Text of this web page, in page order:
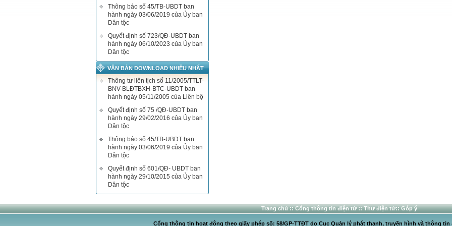
Thông báo số 45/TB-UBDT ban
hành ngày 03/06/2019 của Ủy ban
Dân tộc
Quyết định số 723/QĐ-UBDT ban
hành ngày 06/10/2023 của Ủy ban
Dân tộc
VĂN BẢN DOWNLOAD NHIỀU NHẤT
Thông tư liên tịch số 11/2005/TTLT-
BNV-BLĐTBXH-BTC-UBDT ban
hành ngày 05/11/2005 của Liên bộ
Quyết định số 75 /QĐ-UBDT ban
hành ngày 29/02/2016 của Ủy ban
Dân tộc
Thông báo số 45/TB-UBDT ban
hành ngày 03/06/2019 của Ủy ban
Dân tộc
Quyết định số 601/QĐ- UBDT ban
hành ngày 29/10/2015 của Ủy ban
Dân tộc
Trang chủ:: Cổng thông tin điện tử:: Thư điện tử:: Góp ý
Cổng thông tin hoạt động theo giấy phép số: 58/GP-TTĐT do Cục Quản lý phát thanh, truyền hình và thông tin